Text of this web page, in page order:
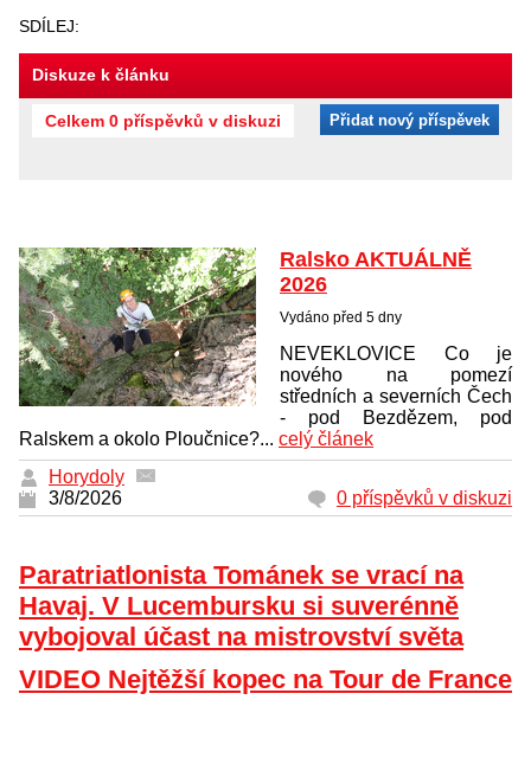
SDÍLEJ:
Diskuze k článku
Celkem 0 příspěvků v diskuzi Přidat nový příspěvek
Ralsko AKTUÁLNĚ
2026
Vydáno před 5 dny
NEVEKLOVICE Co je
nového na pomezí
středních a severních Čech
- pod Bezdězem, pod
Ralskem a okolo Ploučnice?... celý článek
Horydoly
3/8/2026
0 příspěvků v diskuzi
Paratriatlonista Tománek se vrací na
Havaj. V Lucembursku si suverénně
vybojoval účast na mistrovství světa
VIDEO Nejtěžší kopec na Tour de France